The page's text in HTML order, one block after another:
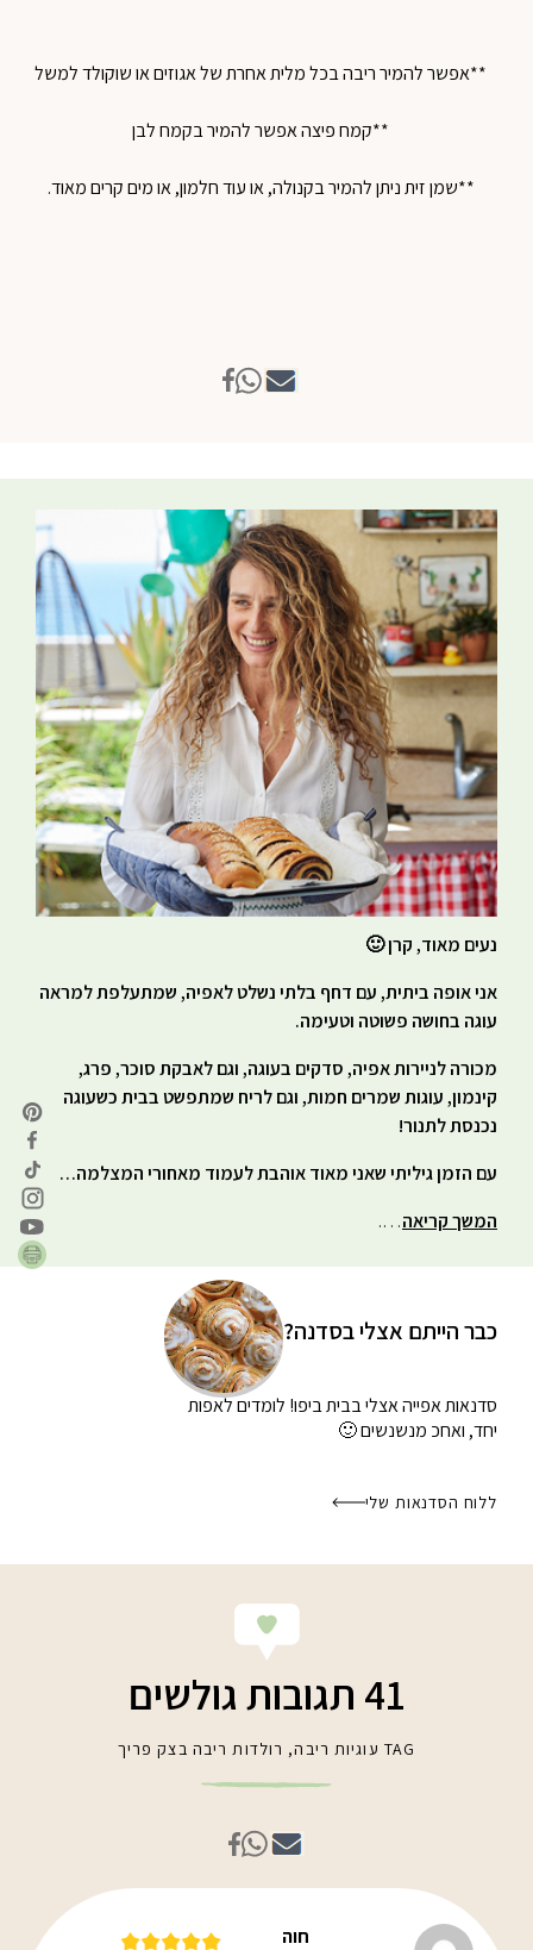
נעים מאוד, קרן 🙂
אני אופה ביתית, עם דחף בלתי נשלט לאפיה, שמתעלפת למראה
עוגה בחושה פשוטה וטעימה.
מכורה לניירות אפיה, סדקים בעוגה, וגם לאבקת סוכר, פרג,
קינמון, עוגות שמרים חמות, וגם לריח שמתפשט בבית כשעוגה
נכנסת לתנור!
עם הזמן גיליתי שאני מאוד אוהבת לעמוד מאחורי המצלמה…
המשך קריאה….
כבר הייתם אצלי בסדנה?
סדנאות אפייה אצלי בביתביפו! לומדים לאפות
יחד, ואחכ מנשנשים 🙂
ללוח הסדנאות שלי
**אפשר להמיר ריבה בכל מלית אחרת של אגוזים או שוקולד למשל
**קמח פיצה אפשר להמיר בקמח לבן
**שמן זית ניתן להמיר בקנולה, או עוד חלמון, או מים קרים מאוד.
41 תגובות גולשים
TAG עוגיות ריבה, רולדות ריבה בצק פריך
חוה